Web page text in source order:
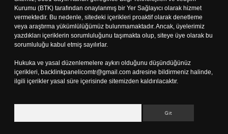
Kurumu (BTK) tarafından onaylanmış bir Yer Sağlayıcı olarak hizmet
vermektedir. Bu nedenle, sitedeki içerikleri proaktif olarak denetleme
veya araştırma yükümlülüğümüz bulunmamaktadır. Ancak, üyelerimiz
yazdıkları içeriklerin sorumluluğunu taşımakta olup, siteye üye olarak bu
sorumluluğu kabul etmiş sayılırlar.
Hukuka ve yasal düzenlemelere aykırı olduğunu düşündüğünüz
içerikleri, backlinkpanelicomtr@gmail.com adresine bildirmeniz halinde,
ilgili içerikler yasal süre içerisinde sitemizden kaldırılacaktır.